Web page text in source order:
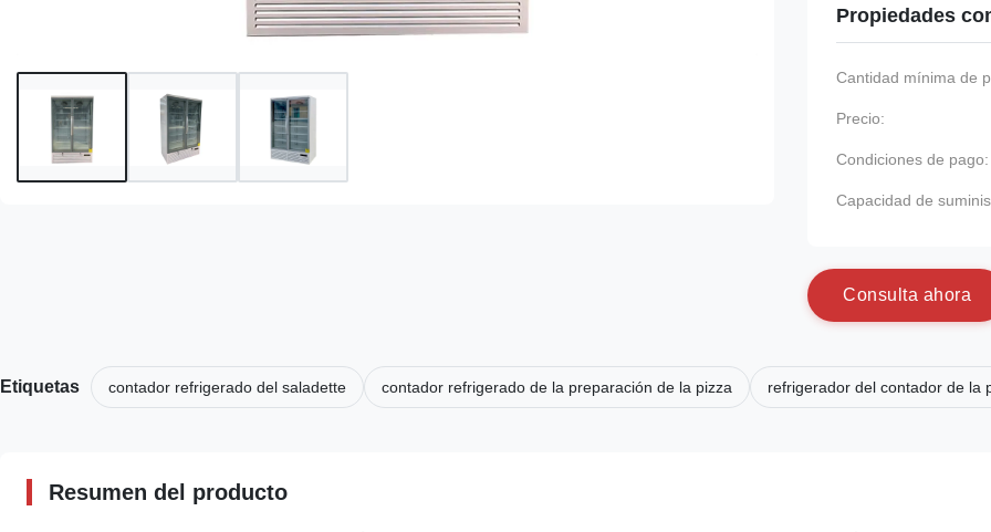
Propiedades
Cantidad mínima de
Precio:
Condiciones de pago:
Capacidad de
Consu ta ahora
Etiquetas contador refrigerado del saladette contador refrigerado de la preparación de la pizza refrigerador del contador de la
Resumen del producto